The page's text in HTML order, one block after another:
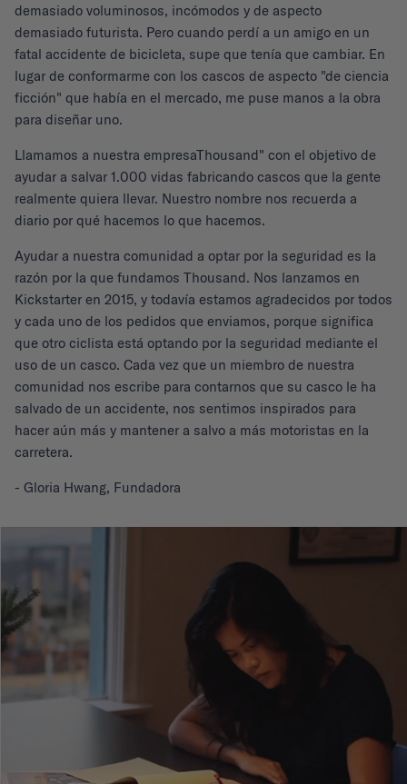
demasiado voluminosos, incómodos y de aspecto
demasiado futurista. Pero cuando perdí a un amigo en un
fatal accidente de bicicleta, supe que tenía que cambiar. En
lugar de conformarme con los cascos de aspecto "de ciencia
ficción" que había en el mercado, me puse manos a la obra
para diseñar uno.
Llamamos a nuestra empresaThousand" con el objetivo de
ayudar a salvar 1.000 vidas fabricando cascos que la gente
realmente quiera llevar. Nuestro nombre nos recuerda a
diario por qué hacemos lo que hacemos.
Ayudar a nuestra comunidad a optar por la seguridad es la
razón por la que fundamos Thousand. Nos lanzamos en
Kickstarter en 2015, y todavía estamos agradecidos por todos
y cada uno de los pedidos que enviamos, porque significa
que otro ciclista está optando por la seguridad mediante el
uso de un casco. Cada vez que un miembro de nuestra
comunidad nos escribe para contarnos que su casco le ha
salvado de un accidente, nos sentimos inspirados para
hacer aún más y mantener a salvo a más motoristas en la
carretera.
- Gloria Hwang, Fundadora